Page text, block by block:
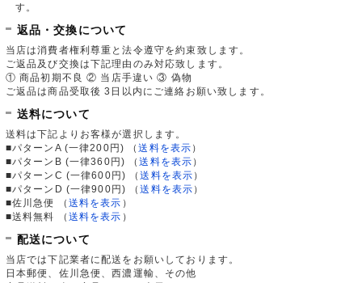
す。
返品・交換について
当店は消費者権利尊重と法令遵守を約束致します。
ご返品及び交換は下記理由のみ対応致します。
① 商品初期不良 ② 当店手違い ③ 偽物
ご返品は商品受取後 3日以内にご連絡お願い致します。
送料について
送料は下記よりお客様が選択します。
■パターンA (一律200円)
（送料を表示 ）
■パターンB (一律360円)
（送料を表示 ）
■パターンC (一律600円)
（送料を表示 ）
■パターンD (一律900円)
（送料を表示 ）
■佐川急便
（ 送料を表示 ）
■送料無料
（ 送料を表示 ）
配送について
当店では下記業者に配送をお願いしております。
日本郵便、佐川急便、西濃運輸、その他